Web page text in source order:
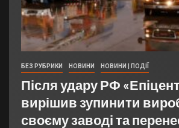
БЕЗ РУБРИКИ НОВИНИ НОВИНИ | ПОДІЇ
Після удару РФ
вирішив зупинити
своєму заводі та